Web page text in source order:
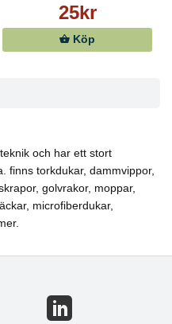
25kr
Köp
och har ett stort
finns torkdukar, dammvippor,
golvrakor, moppar,
microfiberdukar,